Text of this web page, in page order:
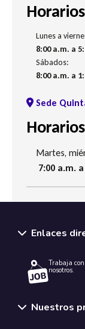
Lunes a
8:00 a.m. a
Sábados:
8:00 a.m. a
Sede
Martes,
7:00 a.m.
Enlaces
Trabaja con
nosotros.
Nuestros